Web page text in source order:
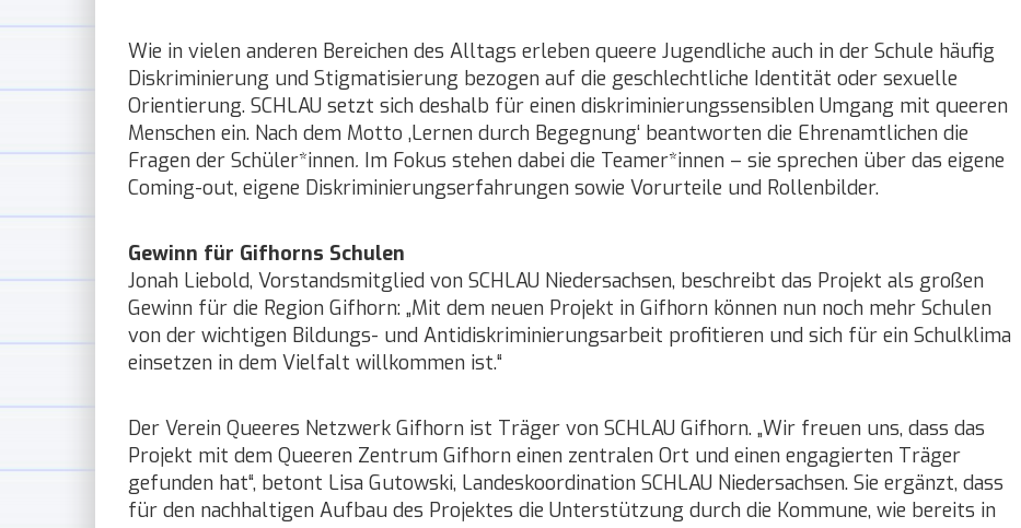
Wie in vielen anderen Bereichen des Alltags erleben queere Jugendliche auch in der Schule häufig
Diskriminierung und Stigmatisierung bezogen auf die geschlechtliche Identität oder sexuelle
Orientierung. SCHLAU setzt sich deshalb für einen diskriminierungssensiblen Umgang mit queeren
Menschen ein. Nach dem Motto ‚Lernen durch Begegnung‘ beantworten die Ehrenamtlichen die
Fragen der Schüler*innen. Im Fokus stehen dabei die Teamer*innen – sie sprechen über das eigene
Coming-out, eigene Diskriminierungserfahrungen sowie Vorurteile und Rollenbilder.
Gewinn für Gifhorns Schulen
Jonah Liebold, Vorstandsmitglied von SCHLAU Niedersachsen, beschreibt das Projekt als großen
Gewinn für die Region Gifhorn: „Mit dem neuen Projekt in Gifhorn können nun noch mehr Schulen
von der wichtigen Bildungs- und Antidiskriminierungsarbeit profitieren und sich für ein Schulklima
einsetzen in dem Vielfalt willkommen ist.“
Der Verein Queeres Netzwerk Gifhorn ist Träger von SCHLAU Gifhorn. „Wir freuen uns, dass das
Projekt mit dem Queeren Zentrum Gifhorn einen zentralen Ort und einen engagierten Träger
gefunden hat“, betont Lisa Gutowski, Landeskoordination SCHLAU Niedersachsen. Sie ergänzt, dass
für den nachhaltigen Aufbau des Projektes die Unterstützung durch die Kommune, wie bereits in